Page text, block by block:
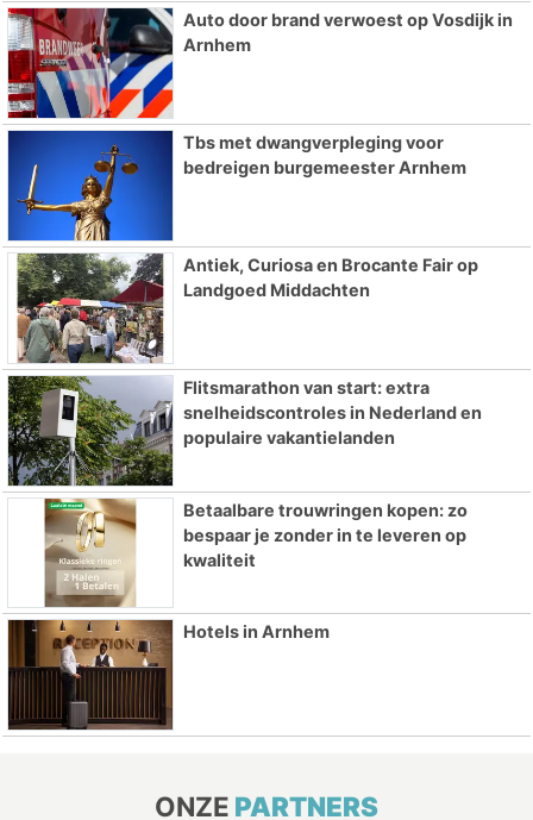
Auto door brand verwoest op Vosdijk in
Arnhem
Tbs met dwangverpleging voor
bedreigen burgemeester Arnhem
Antiek, Curiosa en Brocante Fair op
Landgoed Middachten
Flitsmarathon van start: extra
snelheidscontroles in Nederland en
populaire vakantielanden
Betaalbare trouwringen kopen: zo
bespaar je zonder in te leveren op
kwaliteit
Hotels in Arnhem
ONZE PARTNERS